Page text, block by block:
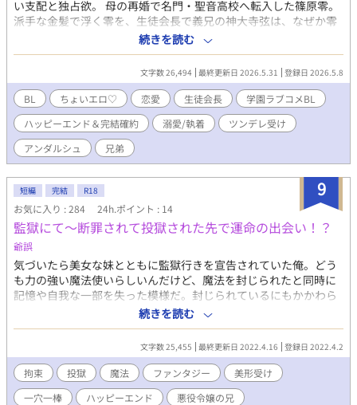
い支配と独占欲。 母の再婚で名門・聖音高校へ転入した篠原零。
派手な金髪で浮く零を、生徒会長で義兄の神大寺弦は、なぜか零
に執着しその身体を悪戯に求める。 さらに、神大寺家には、もう
一人の兄がいた。 穏やかな笑みで他人を壊すことを愉しむ長男・
律。 弦が執着する零へ、律までもが異常な興味を示し始め――。
「零くん、ぼくとも遊ぼうよ」 神大寺兄弟に絡め取られ、零は少
しずつ逃げ場を失っていく。 逃げたいのに、 弦の腕の中だけが苦
しいほど安心できた。 執着系生徒会長義兄×ツンデレ義弟。 閉ざ
された生徒会室から始まる、甘く歪な学園共依存BL。
続きを読む
文字数 26,494 最終更新日 2026.5.31 登録日 2026.5.8
BL ちょいエロ♡ 恋愛 生徒会長
学園ラブコメBL
ハッピーエンド＆完結確約
溺愛/執着
ツンデレ受け
アンダルシュ
兄弟
9
短編 完結 R18
お気に入り : 284 24h.ポイント : 14
監獄にて〜断罪されて投獄された先で運命の出会い！？
爺誤
気づいたら美女な妹とともに監獄行きを宣告されていた俺。どう
も力の強い魔法使いらしいんだけど、魔法を封じられたと同時に
記憶や自我な一部を失った模様だ。封じられているにもかかわら
ず使えた魔法で、なんとか妹は逃したものの、俺は離島の監獄送
りに。いちおう貴族扱いで独房に入れられていたけれど、綺麗ど
ころのない監獄で俺に目をつけた男がいた。仕方ない、妹に似て
いるなら俺も絶世の美形なのだろうから(鏡が見たい)
続きを読む
文字数 25,455 最終更新日 2022.4.16 登録日 2022.4.2
拘束 投獄 魔法 ファンタジー
美形受け
一穴一棒
ハッピーエンド 悪役令嬢の兄